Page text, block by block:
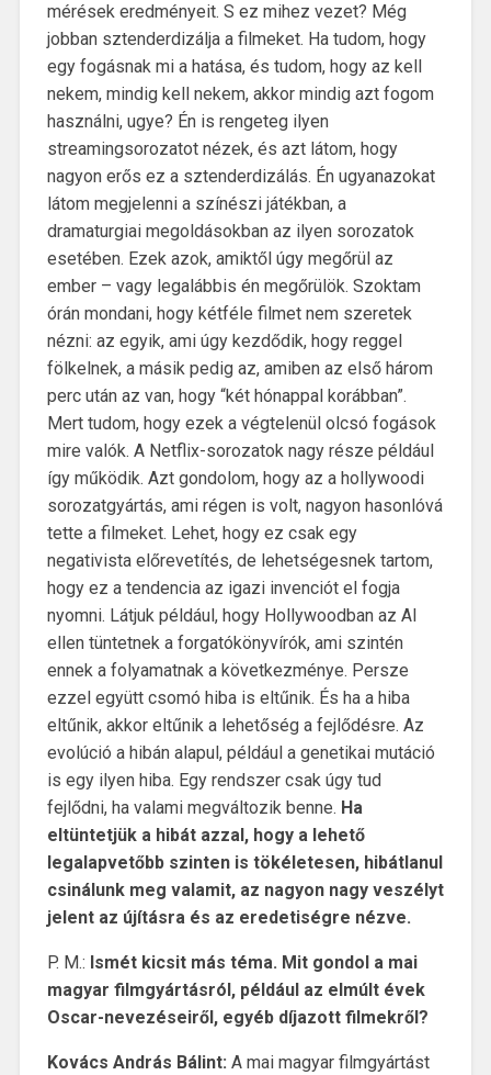
mérések eredményeit. S ez mihez vezet? Még
jobban sztenderdizálja a filmeket. Ha tudom, hogy
egy fogásnak mi a hatása, és tudom, hogy az kell
nekem, mindig kell nekem, akkor mindig azt fogom
használni, ugye? Én is rengeteg ilyen
streamingsorozatot nézek, és azt látom, hogy
nagyon erős ez a sztenderdizálás. Én ugyanazokat
látom megjelenni a színészi játékban, a
dramaturgiai megoldásokban az ilyen sorozatok
esetében. Ezek azok, amiktől úgy megőrül az
ember – vagy legalábbis én megőrülök. Szoktam
órán mondani, hogy kétféle filmet nem szeretek
nézni: az egyik, ami úgy kezdődik, hogy reggel
fölkelnek, a másik pedig az, amiben az első három
perc után az van, hogy “két hónappal korábban”.
Mert tudom, hogy ezek a végtelenül olcsó fogások
mire valók. A Netflix-sorozatok nagy része például
így működik. Azt gondolom, hogy az a hollywoodi
sorozatgyártás, ami régen is volt, nagyon hasonlóvá
tette a filmeket. Lehet, hogy ez csak egy
negativista előrevetítés, de lehetségesnek tartom,
hogy ez a tendencia az igazi invenciót el fogja
nyomni. Látjuk például, hogy Hollywoodban az AI
ellen tüntetnek a forgatókönyvírók, ami szintén
ennek a folyamatnak a következménye. Persze
ezzel együtt csomó hiba is eltűnik. És ha a hiba
eltűnik, akkor eltűnik a lehetőség a fejlődésre. Az
evolúció a hibán alapul, például a genetikai mutáció
is egy ilyen hiba. Egy rendszer csak úgy tud
fejlődni, ha valami megváltozik benne. Ha
eltüntetjük a hibát azzal, hogy a lehető
legalapvetőbb szinten is tökéletesen, hibátlanul
csinálunk meg valamit, az nagyon nagy veszélyt
jelent az újításra és az eredetiségre nézve.
P. M.: Ismét kicsit más téma. Mit gondol a mai
magyar filmgyártásról, például az elmúlt évek
Oscar-nevezéseiről, egyéb díjazott filmekről?
Kovács András Bálint: A mai magyar filmgyártást